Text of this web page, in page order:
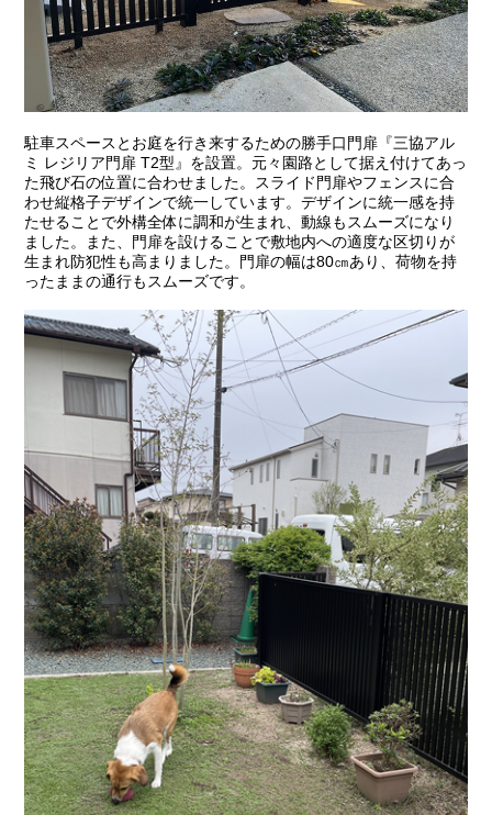
駐車スペースとお庭を行き来するための勝手口門扉『三協アル
ミ レジリア門扉 T2型』を設置。元々園路として据え付けてあっ
た飛び石の位置に合わせました。スライド門扉やフェンスに合
わせ縦格子デザインで統一しています。デザインに統一感を持
たせることで外構全体に調和が生まれ、動線もスムーズになり
ました。また、門扉を設けることで敷地内への適度な区切りが
生まれ防犯性も高まりました。門扉の幅は80㎝あり、荷物を持
ったままの通行もスムーズです。